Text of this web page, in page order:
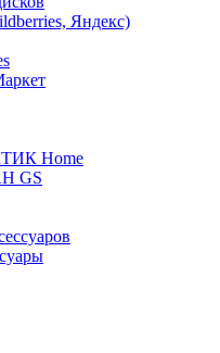
Яндекс)
Home
GS